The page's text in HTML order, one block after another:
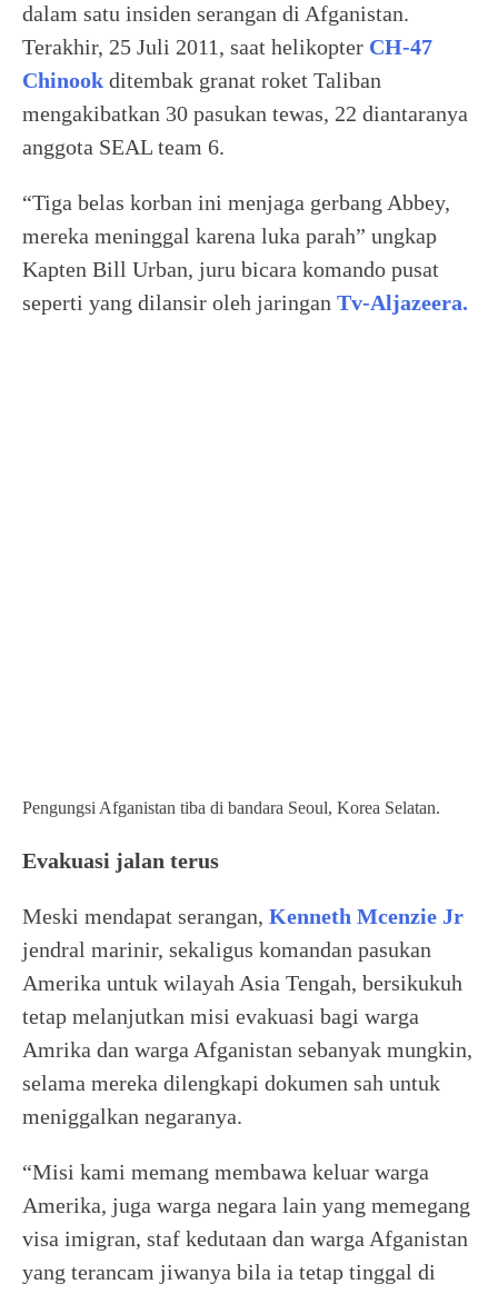
dalam satu insiden serangan di Afganistan.
Terakhir, 25 Juli 2011, saat helikopter CH-47
Chinook ditembak granat roket Taliban
mengakibatkan 30 pasukan tewas, 22 diantaranya
anggota SEAL team 6.
“Tiga belas korban ini menjaga gerbang Abbey,
mereka meninggal karena luka parah” ungkap
Kapten Bill Urban, juru bicara komando pusat
seperti yang dilansir oleh jaringan Tv-Aljazeera.
Pengungsi Afganistan tiba di bandara Seoul, Korea Selatan.
Evakuasi jalan terus
Meski mendapat serangan, Kenneth Mcenzie Jr
jendral marinir, sekaligus komandan pasukan
Amerika untuk wilayah Asia Tengah, bersikukuh
tetap melanjutkan misi evakuasi bagi warga
Amrika dan warga Afganistan sebanyak mungkin,
selama mereka dilengkapi dokumen sah untuk
meniggalkan negaranya.
“Misi kami memang membawa keluar warga
Amerika, juga warga negara lain yang memegang
visa imigran, staf kedutaan dan warga Afganistan
yang terancam jiwanya bila ia tetap tinggal di